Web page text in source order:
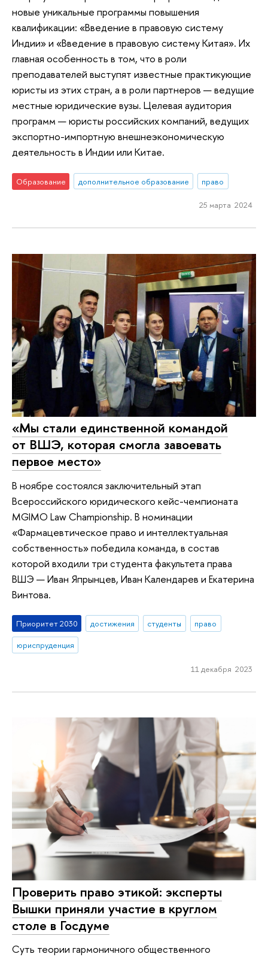
новые уникальные программы повышения
квалификации: «Введение в правовую систему
Индии» и «Введение в правовую систему Китая». Их
главная особенность в том, что в роли
преподавателей выступят известные практикующие
юристы из этих стран, а в роли партнеров — ведущие
местные юридические вузы. Целевая аудитория
программ — юристы российских компаний, ведущих
экспортно-импортную внешнеэкономическую
деятельность в Индии или Китае.
Образование дополнительное образование право
25 марта 2024
«Мы стали единственной командой
от ВШЭ, которая смогла завоевать
первое место»
В ноябре состоялся заключительный этап
Всероссийского юридического кейс-чемпионата
MGIMO Law Championship. В номинации
«Фармацевтическое право и интеллектуальная
собственность» победила команда, в состав
которой входили три студента факультета права
ВШЭ — Иван Япрынцев, Иван Календарев и Екатерина
Винтова.
Приоритет 2030 достижения студенты
право
юриспруденция
11 декабря 2023
Проверить право этикой: эксперты
Вышки приняли участие в круглом
столе в Госдуме
Суть теории гармоничного общественного